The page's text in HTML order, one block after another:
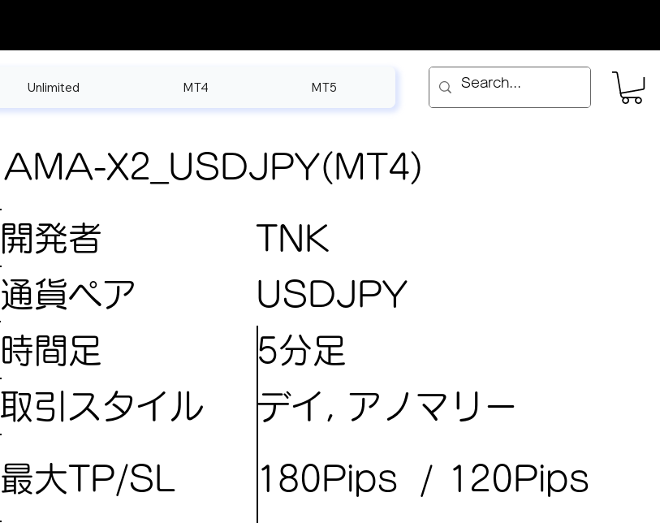
Unlimited MT4 MT5
AMA-X2_USDJPY(MT4)
開発者 TNK
通貨ペア USDJPY
取引スタイル デイ, アノマリー
最大TP/SL 180Pips / 120Pips
時間足 5分足